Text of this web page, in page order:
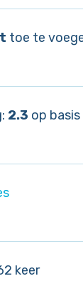
toe te
2.3 op basis
keer